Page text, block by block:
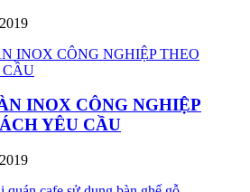
INOX CÔNG NGHIỆP
YÊU CẦU